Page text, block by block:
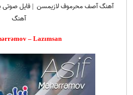
آهنگ آصف محرموف لازیمسن | فایل صوتی
آهنگ
– Lazımsan